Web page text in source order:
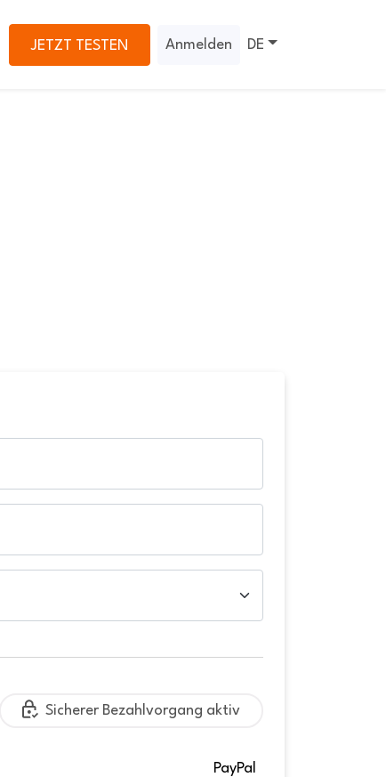
JETZT TESTEN Anmelden DE
Sicherer Bezahlvorgang aktiv
PayPal